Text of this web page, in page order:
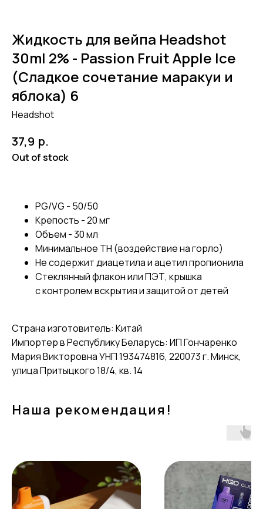
Жидкость для вейпа Headshot
30ml 2% - Passion Fruit Apple Ice
(Сладкое сочетание маракуи и
яблока) 6
Headshot
37,9 р.
Out of stock
PG/VG - 50/50
Крепость - 20 мг
Объем - 30 мл
Минимальное TH (воздействие на горло)
Не содержит диацетила и ацетил пропионила
Стеклянный флакон или ПЭТ, крышка
с контролем вскрытия и защитой от детей
Страна изготовитель: Китай
Импортер в Республику Беларусь: ИП Гончаренко
Мария Викторовна УНП 193474816, 220073 г. Минск,
улица Притыцкого 18/4, кв. 14
Наша рекомендация!